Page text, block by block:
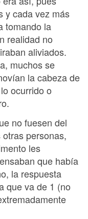
y cada vez más
tomando la
realidad no
aliviados.
muchos se
la cabeza de
ocurrido o
no fuesen del
personas,
les
que había
la respuesta
que va de 1 (no